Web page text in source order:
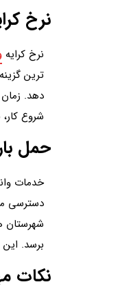
نرخ
نرخ کرایه
ترین
دهد. زمان
شروع
حمل
خدمات
دسترسی
شهرستان
برسد.
نکات